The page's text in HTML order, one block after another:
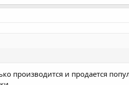
производится и продается